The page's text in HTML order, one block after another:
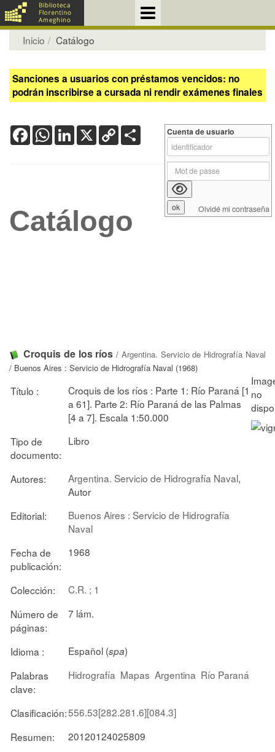
Inicio Catálogo
Sanciones a usuarios con préstamos vencidos: no
podrán inscribirse a cursada ni rendir exámenes finales
FacebookWhatsApp
LinkedIn
X Copy
Link
Catálogo
Croquis de los ríos / Argentina. Servicio de Hidrografía Naval
/ Buenos Aires : Servicio de Hidrografía Naval (1968)
Título :
Croquis de los ríos : Parte 1: Río Paraná [1
a 61]. Parte 2: Río Paraná de las Palmas
[4 a 7]. Escala 1:50.000
Tipo de
documento:
Libro
Autores: Argentina. Servicio de Hidrografía Naval,
Autor
Editorial:
Buenos Aires : Servicio de Hidrografía
Naval
Fecha de
publicación:
1968
Colección:
C.R. ; 1
Número de
páginas:
7 lám.
Idioma : Español (spa)
Palabras
clave:
Hidrografía Mapas Argentina Río Paraná
Clasificación:556.53[282.281.6][084.3]
Resumen:
20120124025809
Cuenta de usuario
Olvidé mi contraseña